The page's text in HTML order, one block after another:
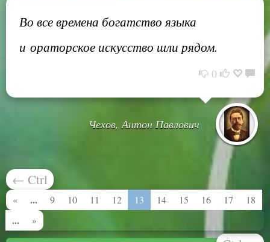
Во все времена богатство языка
и ораторское искусство шли рядом.
0
Чехов, Антон Павлович
← Ctrl
« ... 9 10 11 12 13 14 15 16 17 18
... »